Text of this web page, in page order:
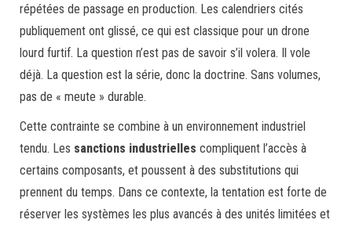
répétées de passage en production. Les calendriers cités
publiquement ont glissé, ce qui est classique pour un drone
lourd furtif. La question n’est pas de savoir s’il volera. Il vole
déjà. La question est la série, donc la doctrine. Sans volumes,
pas de « meute » durable.
Cette contrainte se combine à un environnement industriel
tendu. Les sanctions industrielles compliquent l’accès à
certains composants, et poussent à des substitutions qui
prennent du temps. Dans ce contexte, la tentation est forte de
réserver les systèmes les plus avancés à des unités limitées et